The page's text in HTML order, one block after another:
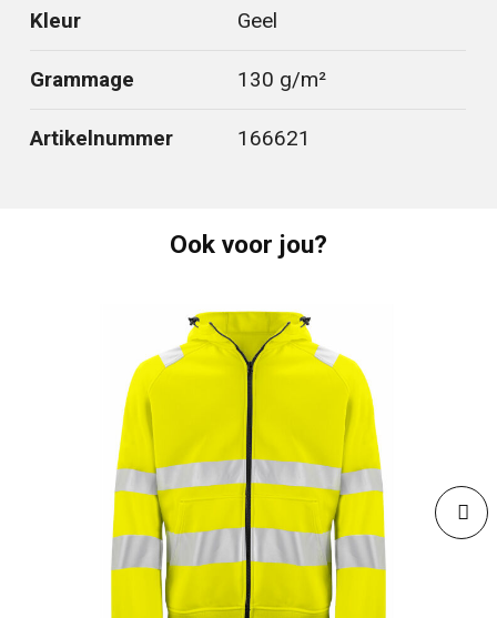
Kleur Geel
Grammage 130 g/m²
Artikelnummer 166621
Ook voor jou?